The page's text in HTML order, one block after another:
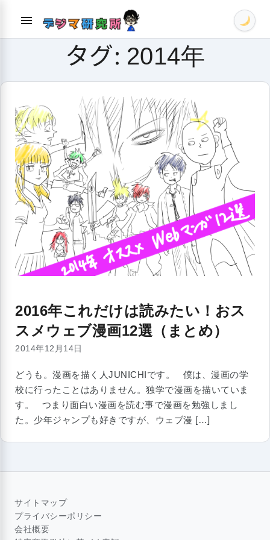
menu
タグ: 2014年
2016年これだけは読みたい！おス
スメウェブ漫画12選（まとめ）
2014年12月14日
どうも。漫画を描く人JUNICHIです。 僕は、漫画の学
校に行ったことはありません。独学で漫画を描いていま
す。 つまり面白い漫画を読む事で漫画を勉強しまし
た。少年ジャンプも好きですが、ウェブ漫 […]
サイトマップ
プライバシーポリシー
会社概要